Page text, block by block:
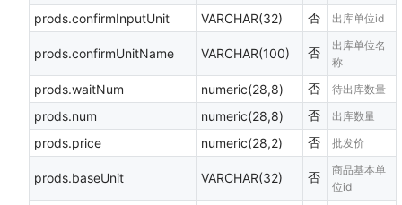
prods.confirmInputUnit VARCHAR(32) 否 出库单位id
prods.confirmUnitName VARCHAR(100) 否
出库单位名
称
prods.waitNum numeric(28,8) 否 待出库数量
prods.num numeric(28,8) 否 出库数量
prods.price numeric(28,2) 否 批发价
prods.baseUnit VARCHAR(32) 否
商品基本单
位id